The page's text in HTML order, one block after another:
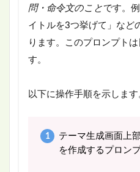
問・命令文のこと です。
イトルを3つ挙げて」など
ります。このプロンプト
す。
以下に操作手順を示します
テーマ生成画面上
を作成するプロン